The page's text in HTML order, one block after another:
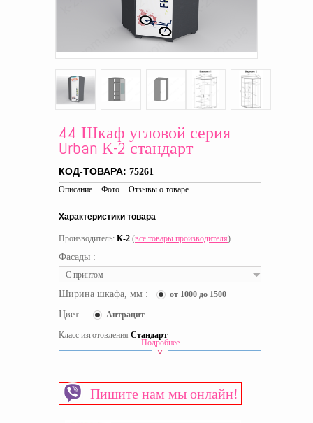
44 Шкаф угловой серия
Urban К-2 стандарт
КОД-ТОВАРА: 75261
Описание Фото Отзывы о товаре
Характеристики товара
Производитель: К-2 (все товары производителя)
Фасады :
С принтом
Ширина шкафа, мм : от 1000 до 1500
Цвет : Антрацит
Класс изготовления Стандарт
Вид шкафа Угловой
Материал изготовления фасада
ЛДСП
Подробнее
Пишите нам мы онлайн!